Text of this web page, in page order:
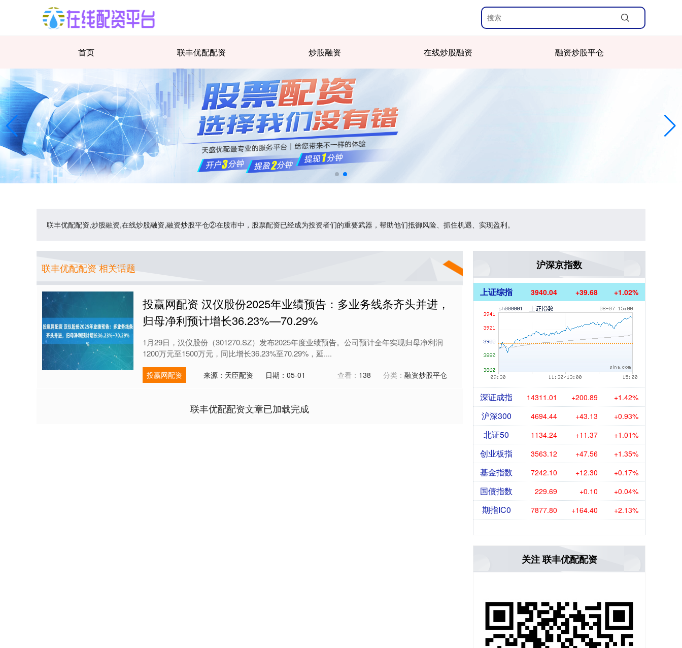
首页 联丰优配配资 炒股融资 在线炒股融资 融资炒股平仓
联丰优配配资,炒股融资,在线炒股融资,融资炒股平仓②在股市中，股票配资已经成为投资者们的重要武器，帮助他们抵御风险、抓住机遇、实现盈利。
联丰优配配资 相关话题
投赢网配资 汉仪股份2025年业绩预告：多业务线条齐头并进，
归母净利预计增长36.23%—70.29%
1月29日，汉仪股份（301270.SZ）发布2025年度业绩预告。公司预计全年实现归母净利润
1200万元至1500万元，同比增长36.23%至70.29%，延....
投赢网配资 来源：天臣配资 日期：05-01 查看： 138 分类： 融资炒股平仓
联丰优配配资文章已加载完成
沪深京指数
上证综指 3940.04 +39.68 +1.02%
深证成指 14311.01 +200.89 +1.42%
沪深300 4694.44 +43.13 +0.93%
北证50 1134.24 +11.37 +1.01%
创业板指 3563.12 +47.56 +1.35%
基金指数 7242.10 +12.30 +0.17%
国债指数 229.69 +0.10 +0.04%
期指IC0 7877.80 +164.40 +2.13%
关注 联丰优配配资